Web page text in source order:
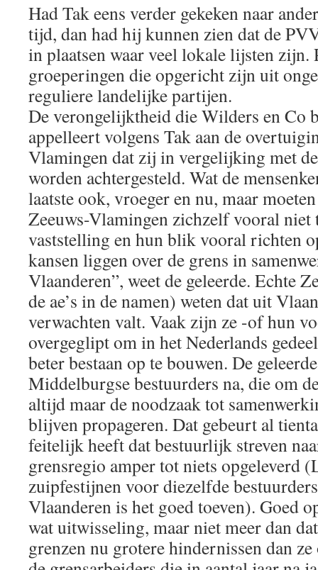
Had Tak eens verder gekeken naar
tijd, dan had hij kunnen zien dat de
in plaatsen waar veel lokale lijsten zijn.
groeperingen die opgericht zijn uit
reguliere landelijke partijen.
De verongelijktheid die Wilders en Co
appelleert volgens Tak aan de
Vlamingen dat zij in vergelijking met
worden achtergesteld. Wat de
laatste ook, vroeger en nu, maar
Zeeuws-Vlamingen zichzelf vooral niet
vaststelling en hun blik vooral richten
kansen liggen over de grens in
Vlaanderen”, weet de geleerde. Echte
de ae’s in de namen) weten dat uit
verwachten valt. Vaak zijn ze -of hun
overgeglipt om in het Nederlands
beter bestaan op te bouwen. De
Middelburgse bestuurders na, die om
altijd maar de noodzaak tot
blijven propageren. Dat gebeurt al
feitelijk heeft dat bestuurlijk streven
grensregio amper tot niets opgeleverd
zuipfestijnen voor diezelfde
Vlaanderen is het goed toeven). Goed
wat uitwisseling, maar niet meer dan
grenzen nu grotere hindernissen dan